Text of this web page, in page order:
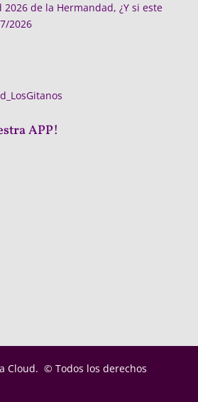
de la Hermandad, ¿Y si este
2026
APP!
Cloud. © Todos los derechos